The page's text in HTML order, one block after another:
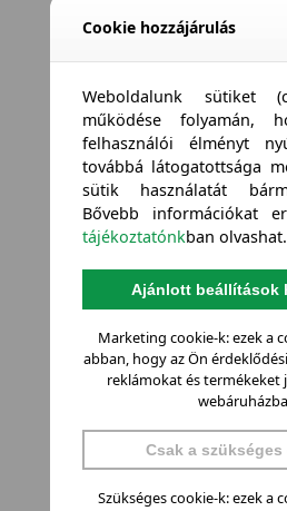
Cookie hozzájárulás
Weboldalunk sütiket
működése folyamán,
felhasználói élményt
továbbá látogatottsága
sütik használatát
Bővebb információkat
tájékoztatónkban olvashat.
Ajánlott beállítások
Marketing cookie-k: ezek a
abban, hogy az Ön
reklámokat és termékeket
Csak a
Szükséges cookie-k: ezek a